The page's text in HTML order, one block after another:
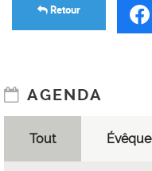
Retour
AGENDA
Tout Évêque